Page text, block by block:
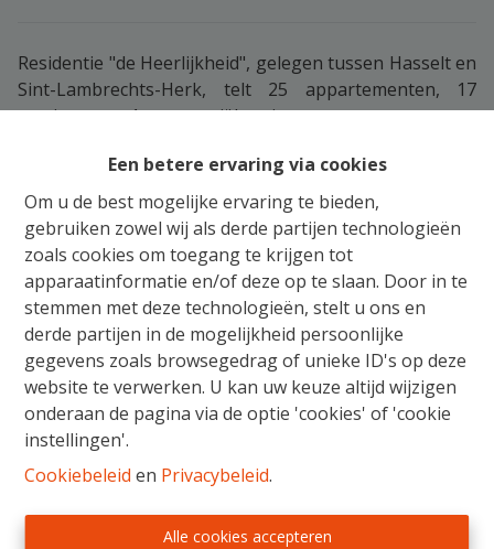
Een betere ervaring via cookies
Om u de best mogelijke ervaring te bieden,
gebruiken zowel wij als derde partijen technologieën
zoals cookies om toegang te krijgen tot
apparaatinformatie en/of deze op te slaan. Door in te
stemmen met deze technologieën, stelt u ons en
derde partijen in de mogelijkheid persoonlijke
gegevens zoals browsegedrag of unieke ID's op deze
website te verwerken. U kan uw keuze altijd wijzigen
onderaan de pagina via de optie 'cookies' of 'cookie
instellingen'.
Cookiebeleid en Privacybeleid.
Alle cookies accepteren
Residentie "de Heerlijkheid", gelegen tussen Hasselt en
Sint-Lambrechts-Herk, telt 25 appartementen, 17
woningen en 1 commerciële ruimte.
en is gelegen in het woonpark tussen de St-
Truidersteenweg en de Oude Truierbaan.
Woning D 02 heeft een bewoonbare oppervlakte van
148m², een terras van 23m² en een privaat tuintje van
50m² (totaal perceel 147m²). Elk woning heeft de
mogelijkheid om minimaal 1 parkeerplaats en een
kelderberging aan te kopen onder het gebouw. De
wooneenheden worden tevens volledig afgewerkt
verkocht, dit in overleg en volgens de individuele wens
van de kopers (zie lastenboek). Voor meer informatie
of een brochure kan je steeds terecht op 011/213.300 –